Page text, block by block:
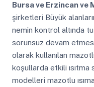
Bursa ve Erzincan ve
şirketleri Büyük
nemin kontrol altında
sorunsuz devam
olarak kullanılan
koşullarda etkili ısıtma
modelleri mazotlu